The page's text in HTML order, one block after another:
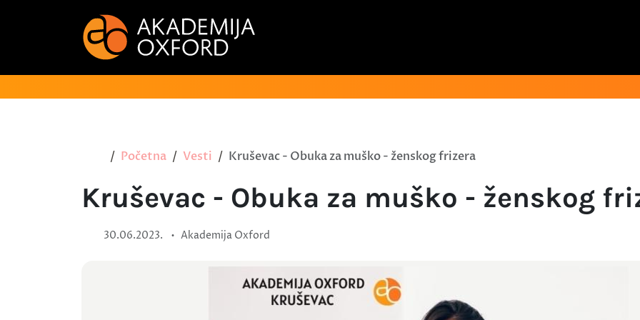
Početna Vesti Kruševac - Obuka za muško - ženskog frizera
Kruševac - Obuka za muško - ženskog
30.06.2023. • Akademija Oxford